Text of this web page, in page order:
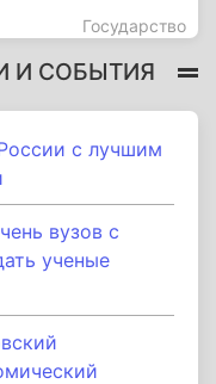
Государство
И СОБЫТИЯ
с лучшим
вузов с
ученые